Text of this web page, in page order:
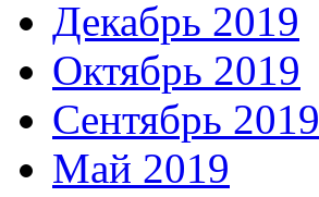
Декабрь 2019
Октябрь 2019
Сентябрь 2019
Май 2019